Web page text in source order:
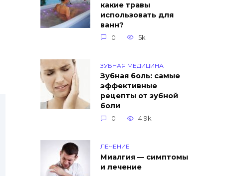
какие травы
использовать для
ванн?
0 5k.
ЗУБНАЯ МЕДИЦИНА
Зубная боль: самые
эффективные
рецепты от зубной
боли
0 4.9k.
ЛЕЧЕНИЕ
Миалгия — симптомы
и лечение